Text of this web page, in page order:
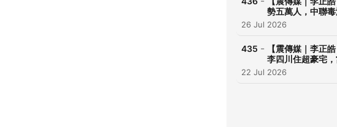
勢五萬人，中聯
26 Jul 2026
435 -
【震傳媒｜李正
李四川住超豪宅
22 Jul 2026